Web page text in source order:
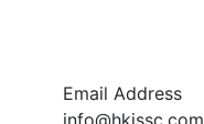
Email Address
info@hkissc.com